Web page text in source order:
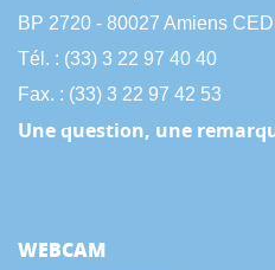
BP 2720 - 80027 Amiens
Tél. : (33) 3 22 97 40 40
Fax. : (33) 3 22 97 42 53
Une question, une
WEBCAM